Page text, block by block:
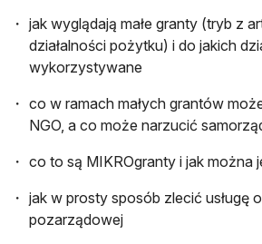
jak wyglądają małe granty (tryb z
działalności pożytku) i do jakich
wykorzystywane
co w ramach małych grantów
NGO, a co może narzucić
co to są MIKROgranty i jak można
jak w prosty sposób zlecić usługę
pozarządowej